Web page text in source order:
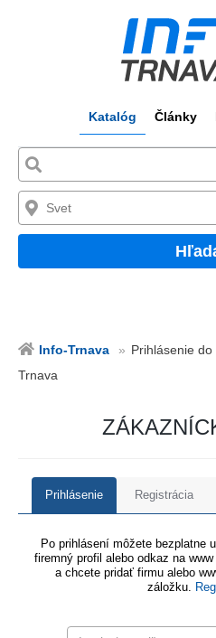
Katalóg Články
Info-Trnava
Prihlásenie
Trnava
Prihlásenie Registrácia
Po prihlásení môžete bezplatne
firemný profil alebo odkaz na
a chcete pridať firmu alebo
záložku.